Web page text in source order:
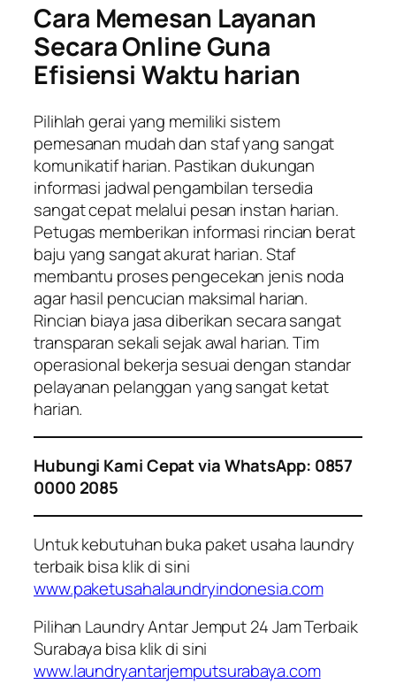
Cara Memesan Layanan
Secara Online Guna
Efisiensi Waktu harian
Pilihlah gerai yang memiliki sistem
pemesanan mudah dan staf yang sangat
komunikatif harian. Pastikan dukungan
informasi jadwal pengambilan tersedia
sangat cepat melalui pesan instan harian.
Petugas memberikan informasi rincian berat
baju yang sangat akurat harian. Staf
membantu proses pengecekan jenis noda
agar hasil pencucian maksimal harian.
Rincian biaya jasa diberikan secara sangat
transparan sekali sejak awal harian. Tim
operasional bekerja sesuai dengan standar
pelayanan pelanggan yang sangat ketat
harian.
Hubungi Kami Cepat via WhatsApp: 0857
0000 2085
Untuk kebutuhan buka paket usaha laundry
terbaik bisa klik di sini
www.paketusahalaundryindonesia.com
Pilihan Laundry Antar Jemput 24 Jam Terbaik
Surabaya bisa klik di sini
www.laundryantarjemputsurabaya.com